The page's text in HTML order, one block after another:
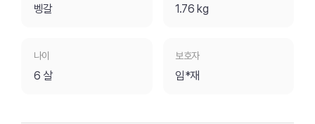
벵갈 1.76 kg
나이
6 살
보호자
임*재